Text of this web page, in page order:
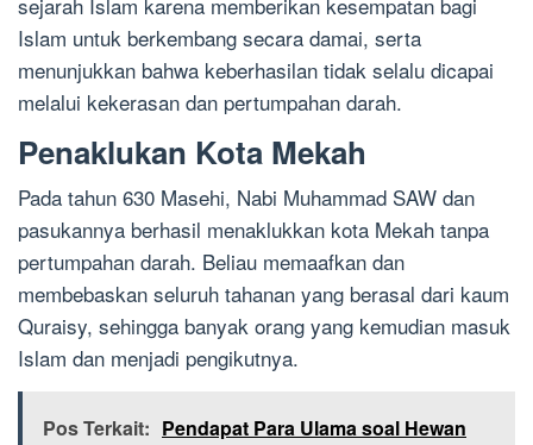
Islam untuk berkembang secara damai, serta
menunjukkan bahwa keberhasilan tidak selalu dicapai
melalui kekerasan dan pertumpahan darah.
Penaklukan Kota Mekah
Pada tahun 630 Masehi, Nabi Muhammad SAW dan
pasukannya berhasil menaklukkan kota Mekah tanpa
pertumpahan darah. Beliau memaafkan dan
membebaskan seluruh tahanan yang berasal dari kaum
Quraisy, sehingga banyak orang yang kemudian masuk
Islam dan menjadi pengikutnya.
Pos Terkait: Pendapat Para Ulama soal Hewan